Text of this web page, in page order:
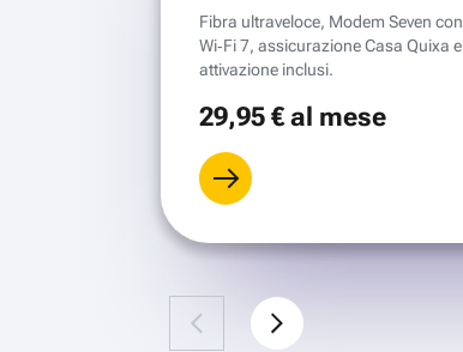
Fibra ultraveloce, Modem Seven con
Wi‑Fi 7, assicurazione Casa Quixa e
attivazione inclusi.
29,95 €al mese